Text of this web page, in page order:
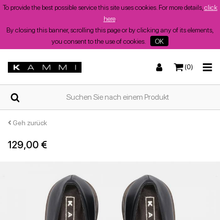
To provide the best possible service this site uses cookies. For more details, click
here.
By closing this banner, scrolling this page or by clicking any of its elements,
you consent to the use of cookies.
OK
(0)
ZUHAUSE
WER
WIR
SIND
SHOPS
Sommerschuhe
TurnschuheNiedrige Sandalen
TurnschuheStiefel und Stiefeletten
Geh zurück
129,00 €